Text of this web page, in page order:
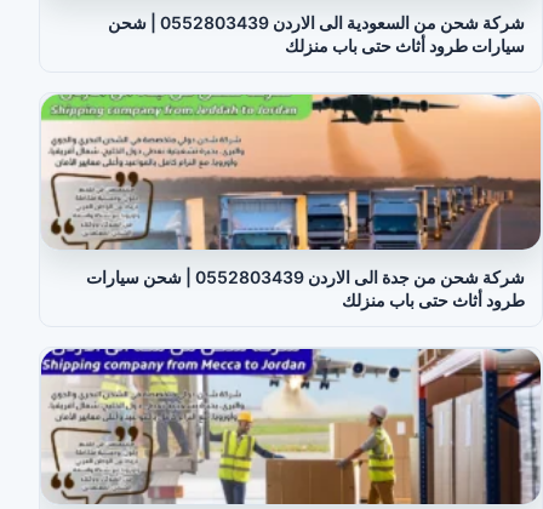
شركة شحن من السعودية الى الاردن 0552803439 | شحن
سيارات طرود أثاث حتى باب منزلك
شركة شحن من جدة الى الاردن 0552803439 | شحن سيارات
طرود أثاث حتى باب منزلك